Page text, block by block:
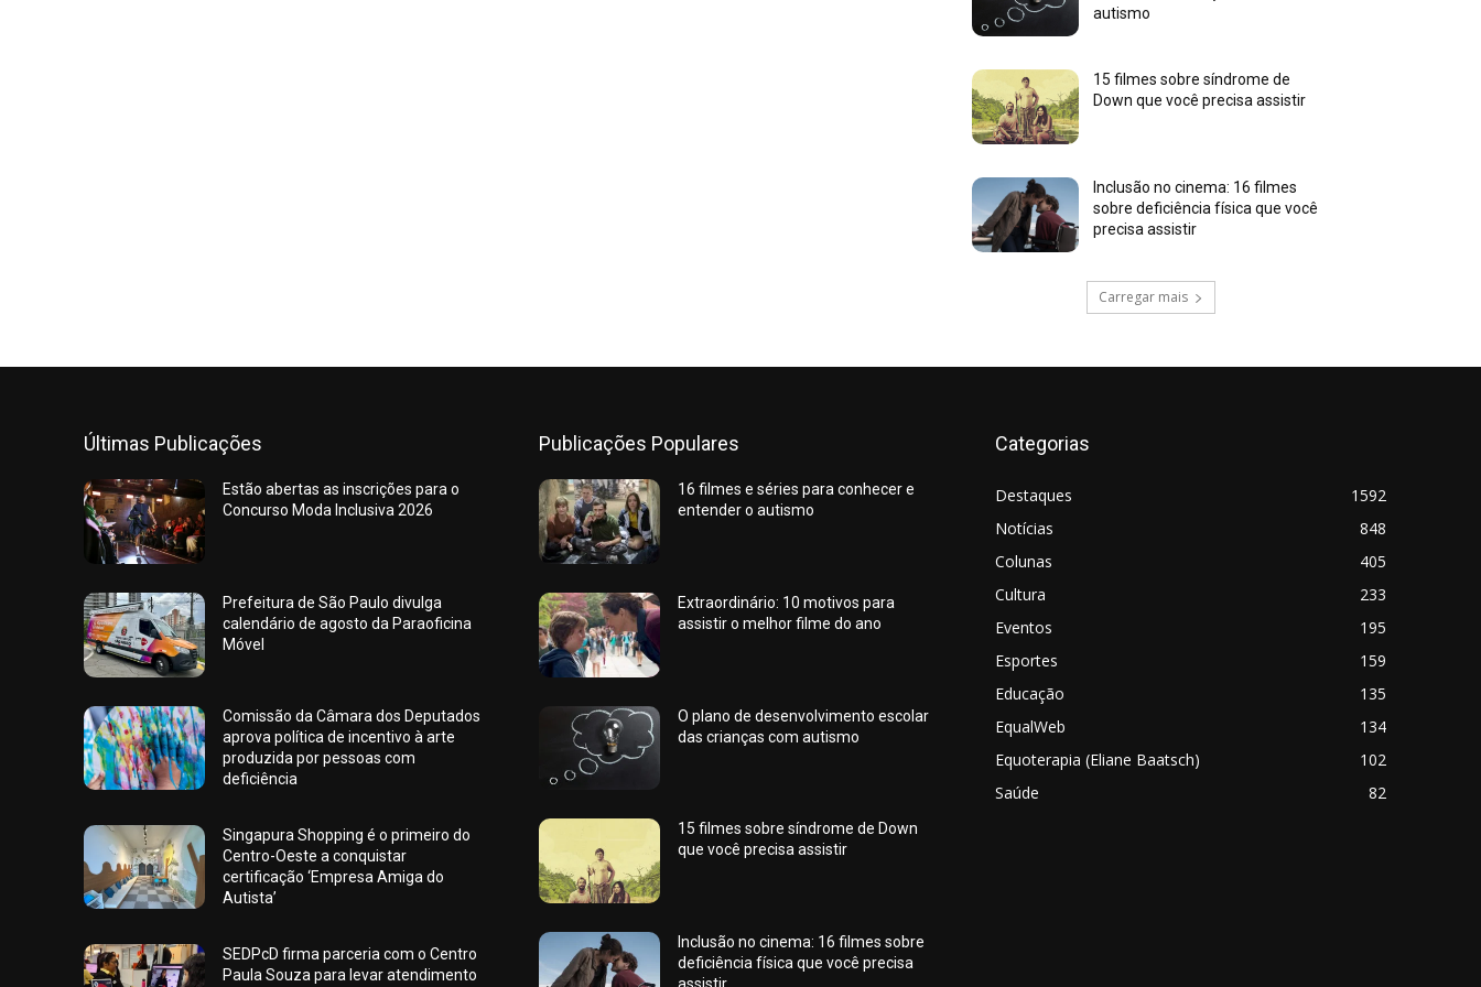
autismo
15 filmes sobre síndrome de
Down que você precisa assistir
Inclusão no cinema: 16 filmes
sobre deficiência física que você
precisa assistir
Carregar mais
Últimas Publicações
Estão abertas as inscrições para o
Concurso Moda Inclusiva 2026
Prefeitura de São Paulo divulga
calendário de agosto da Paraoficina
Móvel
Comissão da Câmara dos Deputados
aprova política de incentivo à arte
produzida por pessoas com
deficiência
Singapura Shopping é o primeiro do
Centro-Oeste a conquistar
certificação ‘Empresa Amiga do
Autista’
SEDPcD firma parceria com o Centro
Paula Souza para levar atendimento
Publicações Populares
16 filmes e séries para conhecer e
entender o autismo
Extraordinário: 10 motivos para
assistir o melhor filme do ano
O plano de desenvolvimento escolar
das crianças com autismo
15 filmes sobre síndrome de Down
que você precisa assistir
Inclusão no cinema: 16 filmes sobre
deficiência física que você precisa
Categorias
Destaques
1592
Notícias
848
Colunas
405
Cultura
233
Eventos
195
Esportes
159
Educação
135
EqualWeb
134
Equoterapia (Eliane Baatsch)
102
Saúde
82